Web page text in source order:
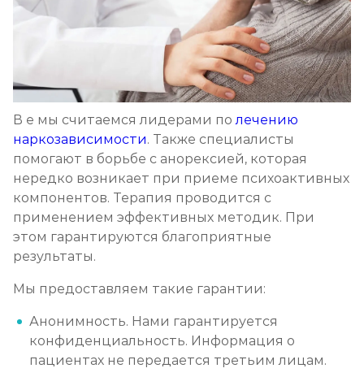
В е мы считаемся лидерами по лечению
наркозависимости. Также специалисты
помогают в борьбе с анорексией, которая
нередко возникает при приеме психоактивных
компонентов. Терапия проводится с
применением эффективных методик. При
этом гарантируются благоприятные
результаты.
Мы предоставляем такие гарантии:
Анонимность. Нами гарантируется
конфиденциальность. Информация о
пациентах не передается третьим лицам.